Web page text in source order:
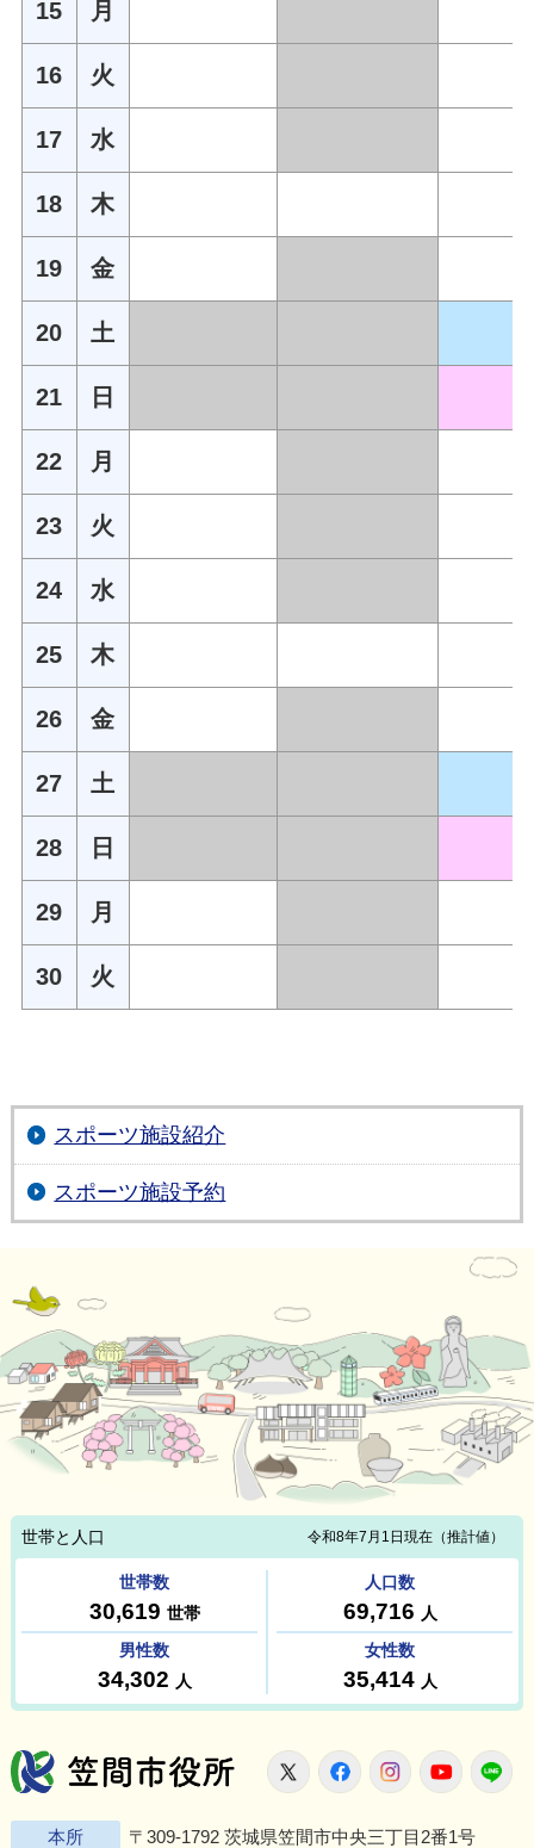
15 月
16 火
17 水
18 木
19 金
20 土
21 日
22 月
23 火
24 水
25 木
26 金
27 土
28 日
29 月
30 火
スポーツ施設紹介
スポーツ施設予約
笠間市役所
X FacebookInstagram
本所 〒309-1792 茨城県笠間市中央三丁目2番1号